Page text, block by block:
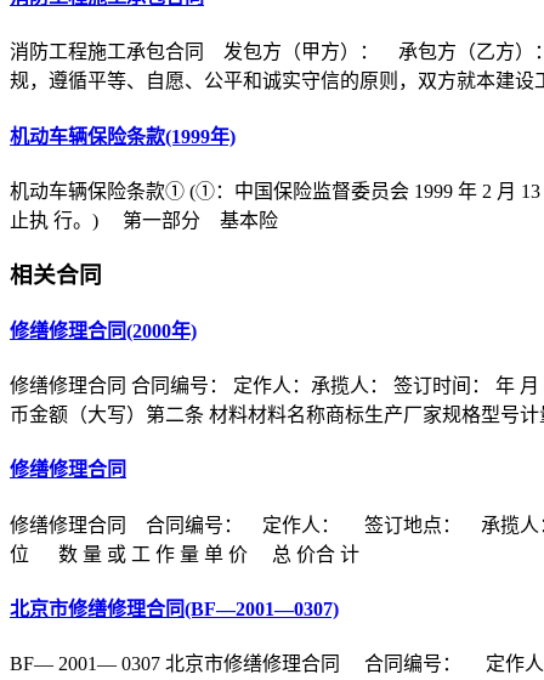
消防工程施工承包合同 发包方（甲方）： 承包方（乙方）
规，遵循平等、自愿、公平和诚实守信的原则，双方就本建设
机动车辆保险条款(1999年)
机动车辆保险条款① (①：中国保险监督委员会 1999 年 2 月
止执 行。) 第一部分 基本险
相关合同
修缮修理合同(2000年)
修缮修理合同 合同编号： 定作人：承揽人： 签订时间： 年
币金额（大写）第二条 材料材料名称商标生产厂家规格型号计
修缮修理合同
修缮修理合同 合同编号： 定作人： 签订地点： 承揽人
位 数 量 或 工 作 量 单 价 总 价合 计
北京市修缮修理合同(BF—2001—0307)
BF— 2001— 0307 北京市修缮修理合同 合同编号： 定作